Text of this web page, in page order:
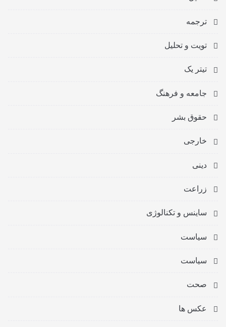
ترجمه
تویت و تحلیل
تیتر یک
جامعه و فرهنگ
حقوق بشر
خارجی
دینی
زراعت
ساینس و تکنالوژی
سیاست
سیاست
صحت
عکس ها